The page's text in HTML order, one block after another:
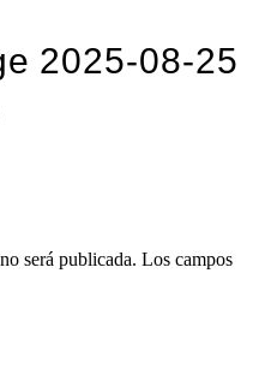
2025-08-25
será publicada. Los campos